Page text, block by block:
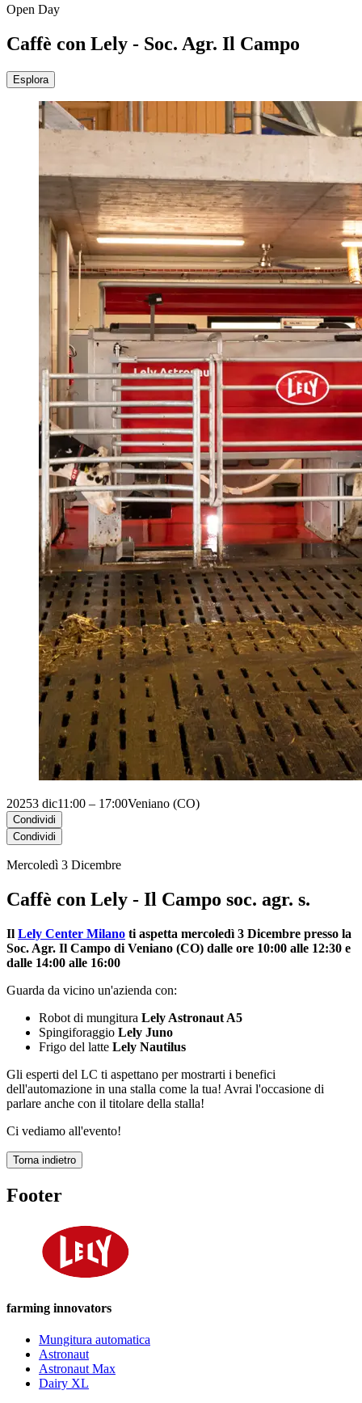
Open Day
Caffè con Lely - Soc. Agr. Il Campo
Esplora
20253 dic11:00 – 17:00Veniano (CO)
Condividi
Condividi
Mercoledì 3 Dicembre
Caffè con Lely - Il Campo soc. agr. s.
Il Lely Center Milano ti aspetta mercoledì 3 Dicembre presso la
Soc. Agr. Il Campo di Veniano (CO) dalle ore 10:00 alle 12:30 e
dalle 14:00 alle 16:00
Guarda da vicino un'azienda con:
Robot di mungitura Lely Astronaut A5
Spingiforaggio Lely Juno
Frigo del latte Lely Nautilus
Gli esperti del LC ti aspettano per mostrarti i benefici
dell'automazione in una stalla come la tua! Avrai l'occasione di
parlare anche con il titolare della stalla!
Ci vediamo all'evento!
Torna indietro
Footer
farming innovators
Mungitura automatica
Astronaut
Astronaut Max
Dairy XL